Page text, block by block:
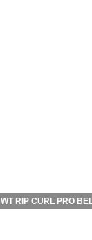
WT RIP CURL PRO